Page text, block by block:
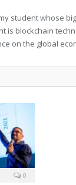
student whose
is blockchain
on the global
0